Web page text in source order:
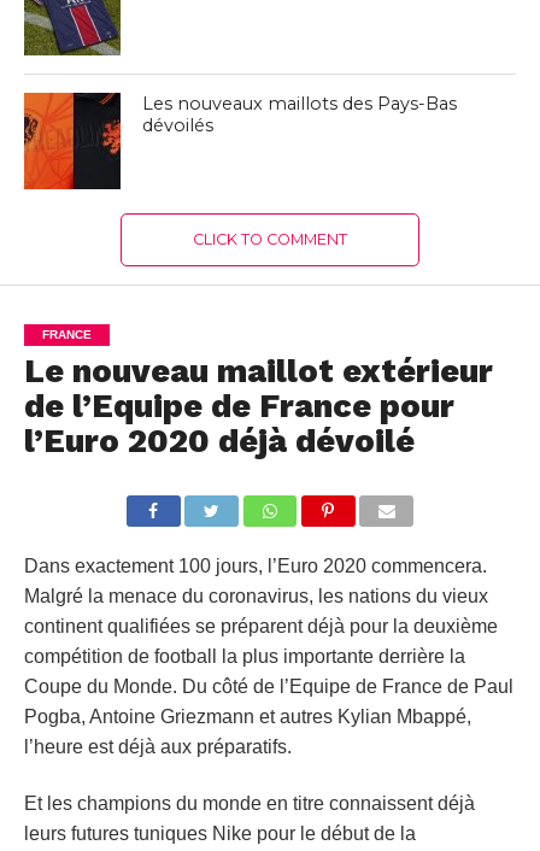
Les nouveaux maillots des Pays-Bas
dévoilés
CLICK TO COMMENT
FRANCE
Le nouveau maillot extérieur
de l’Equipe de France pour
l’Euro 2020 déjà dévoilé
Dans exactement 100 jours, l’Euro 2020 commencera.
Malgré la menace du coronavirus, les nations du vieux
continent qualifiées se préparent déjà pour la deuxième
compétition de football la plus importante derrière la
Coupe du Monde. Du côté de l’Equipe de France de Paul
Pogba, Antoine Griezmann et autres Kylian Mbappé,
l’heure est déjà aux préparatifs.
Et les champions du monde en titre connaissent déjà
leurs futures tuniques Nike pour le début de la